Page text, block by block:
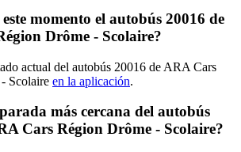
momento el autobús 20016 de
Drôme - Scolaire?
actual del autobús 20016 de ARA Cars
Scolaire en la aplicación.
más cercana del autobús
Cars Région Drôme - Scolaire?